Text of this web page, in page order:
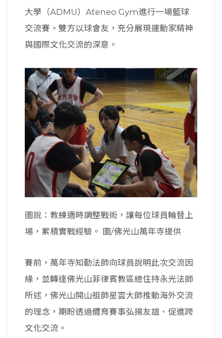
大學（ADMU）Ateneo Gym進行一場籃球
交流賽。雙方以球會友，充分展現運動家精神
與國際文化交流的深意。
圖說：教練適時調整戰術，讓每位球員輪替上
場，累積實戰經驗。 圖/佛光山萬年寺提供
賽前，萬年寺知勤法師向球員說明此次交流因
緣，並轉達佛光山菲律賓教區總住持永光法師
所述，佛光山開山祖師星雲大師推動海外交流
的理念，期盼透過體育賽事弘揚友誼、促進跨
文化交流。